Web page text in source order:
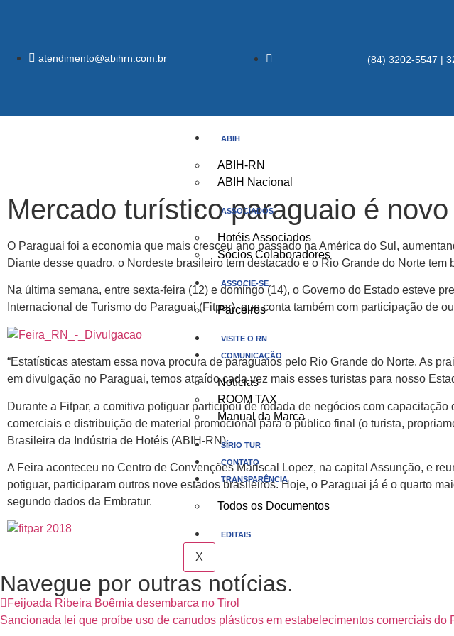
atendimento@abihrn.com.br (84) 3202-5547 |
ABIH
ABIH-RN
ABIH Nacional
ASSOCIADOS
Hotéis Associados
Sócios Colaboradores
ASSOCIE-SE
Parceiros
VISITE O RN
COMUNICAÇÃO
Notícias
ROOM TAX
Manual da Marca
SÍRIO TUR
CONTATO
TRANSPARÊNCIA
Todos os Documentos
EDITAIS
X
Mercado turístico paraguaio é
O Paraguai foi a economia que mais cresceu ano passado na América do Sul,
Diante desse quadro, o Nordeste brasileiro tem destacado e o Rio Grande do Norte tem
Na última semana, entre sexta-feira (12) e domingo (14), o Governo do Estado esteve
Internacional de Turismo do Paraguai (Fitpar), que conta também com participação de
“Estatísticas atestam essa nova procura de paraguaios pelo Rio Grande do Norte. As
em divulgação no Paraguai, temos atraído cada vez mais esses turistas para nosso
Durante a Fitpar, a comitiva potiguar participou de rodada de negócios com
comerciais e distribuição de material promocional para o público final (o turista,
Brasileira da Indústria de Hotéis (ABIH-RN).
A Feira aconteceu no Centro de Convenções Mariscal Lopez, na capital Assunção, e
potiguar, participaram outros nove estados brasileiros. Hoje, o Paraguai já é o quarto
segundo dados da Embratur.
Navegue por outras notícias.
Feijoada Ribeira Boêmia desembarca no Tirol
Sancionada lei que proíbe uso de canudos plásticos em estabelecimentos comerciais do